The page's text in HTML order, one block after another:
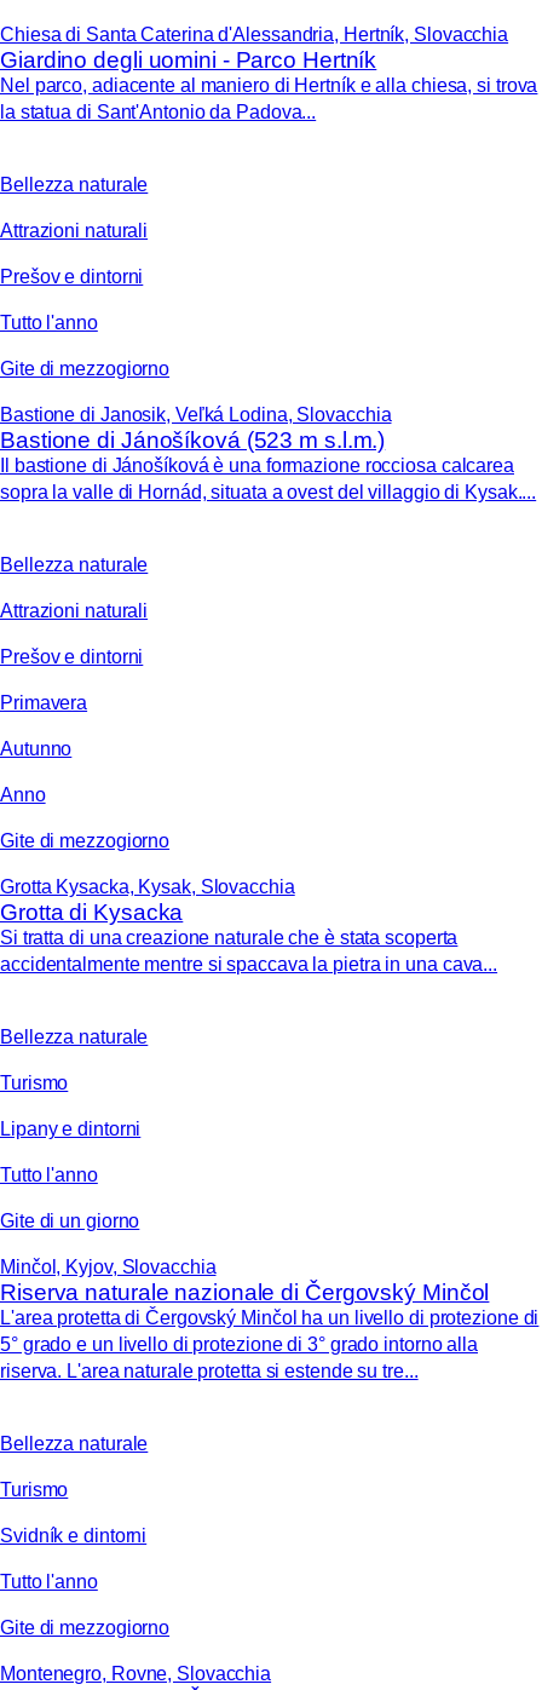
Chiesa di Santa Caterina d'Alessandria, Hertník, Slovacchia
Giardino degli uomini - Parco Hertník
Nel parco, adiacente al maniero di Hertník e alla chiesa, si trova
la statua di Sant'Antonio da Padova...
Bellezza naturale
Attrazioni naturali
Prešov e dintorni
Tutto l'anno
Gite di mezzogiorno
Bastione di Janosik, Veľká Lodina, Slovacchia
Bastione di Jánošíková (523 m s.l.m.)
Il bastione di Jánošíková è una formazione rocciosa calcarea
sopra la valle di Hornád, situata a ovest del villaggio di Kysak....
Bellezza naturale
Attrazioni naturali
Prešov e dintorni
Primavera
Autunno
Anno
Gite di mezzogiorno
Grotta Kysacka, Kysak, Slovacchia
Grotta di Kysacka
Si tratta di una creazione naturale che è stata scoperta
accidentalmente mentre si spaccava la pietra in una cava...
Bellezza naturale
Turismo
Lipany e dintorni
Tutto l'anno
Gite di un giorno
Minčol, Kyjov, Slovacchia
Riserva naturale nazionale di Čergovský Minčol
L'area protetta di Čergovský Minčol ha un livello di protezione di
5° grado e un livello di protezione di 3° grado intorno alla
riserva. L'area naturale protetta si estende su tre...
Bellezza naturale
Turismo
Svidník e dintorni
Tutto l'anno
Gite di mezzogiorno
Montenegro, Rovne, Slovacchia